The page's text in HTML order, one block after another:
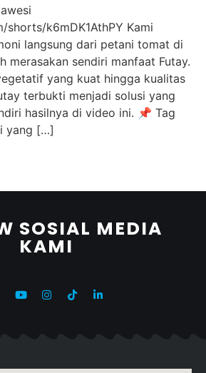
k6mDK1AthPY Kami
langsung dari petani tomat di
merasakan sendiri manfaat Futay.
yang kuat hingga kualitas
terbukti menjadi solusi yang
hasilnya di video ini. 📌 Tag
yang […]
SOSIAL MEDIA
KAMI